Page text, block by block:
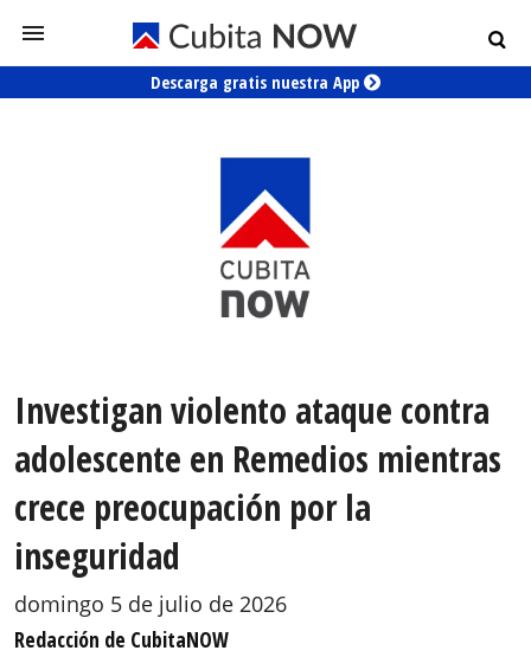
Descarga gratis nuestra App
Investigan violento ataque contra
adolescente en Remedios mientras
crece preocupación por la
inseguridad
domingo 5 de julio de 2026
Redacción de CubitaNOW